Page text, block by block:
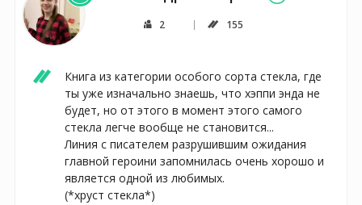
2 155
Книга из категории особого сорта стекла, где
ты уже изначально знаешь, что хэппи энда не
будет, но от этого в момент этого самого
стекла легче вообще не становится...
Линия с писателем разрушившим ожидания
главной героини запомнилась очень хорошо и
является одной из любимых.
(*хруст стекла*)